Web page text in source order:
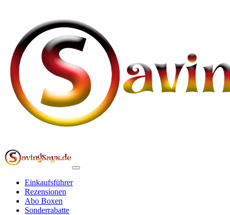
Einkaufsführer
Rezensionen
Abo Boxen
Sonderrabatte